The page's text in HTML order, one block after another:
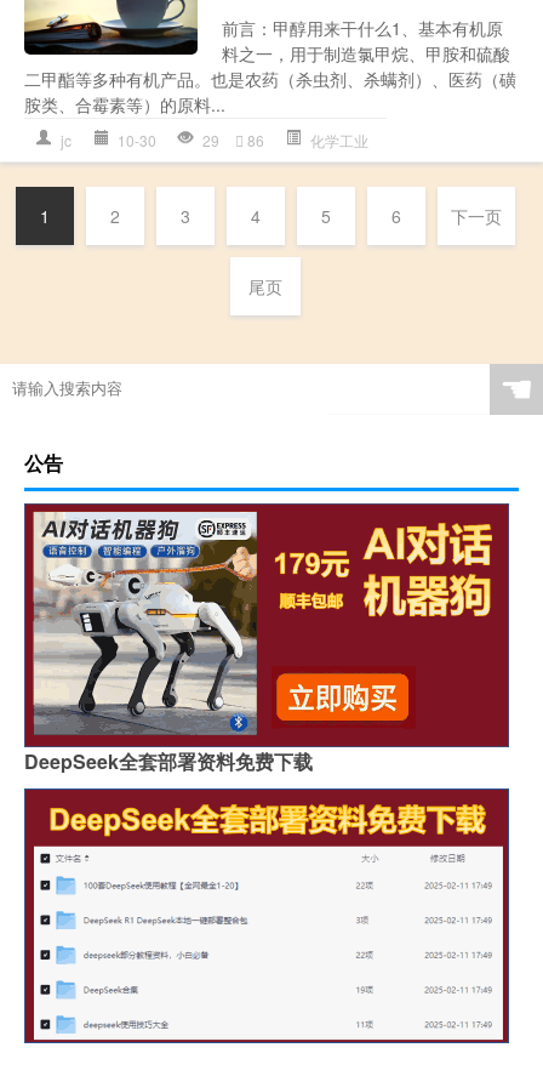
前言：甲醇用来干什么1、基本有机原
料之一，用于制造氯甲烷、甲胺和硫酸
二甲酯等多种有机产品。也是农药（杀虫剂、杀螨剂）、医药（磺
胺类、合霉素等）的原料...
jc 10-30 29 86 化学工业
1 2 3 4 5 6 下一页
尾页
☚
公告
DeepSeek全套部署资料免费下载